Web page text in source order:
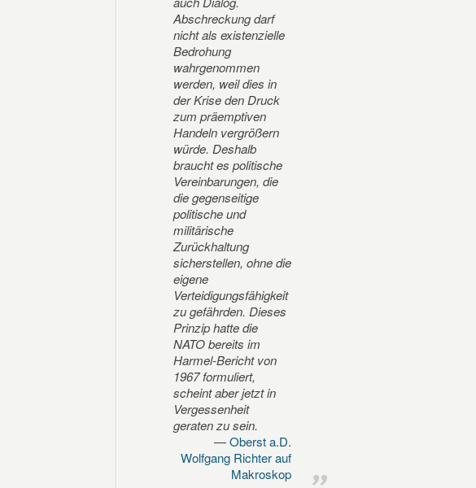
Abschreckung darf
nicht als existenzielle
Bedrohung
wahrgenommen
werden, weil dies in
der Krise den Druck
zum präemptiven
Handeln vergrößern
würde. Deshalb
braucht es politische
Vereinbarungen, die
die gegenseitige
politische und
militärische
Zurückhaltung
sicherstellen, ohne die
eigene
Verteidigungsfähigkeit
zu gefährden. Dieses
Prinzip hatte die
NATO bereits im
Harmel-Bericht von
1967 formuliert,
scheint aber jetzt in
Vergessenheit
geraten zu sein.
Oberst a.D.
Wolfgang Richter auf
Makroskop